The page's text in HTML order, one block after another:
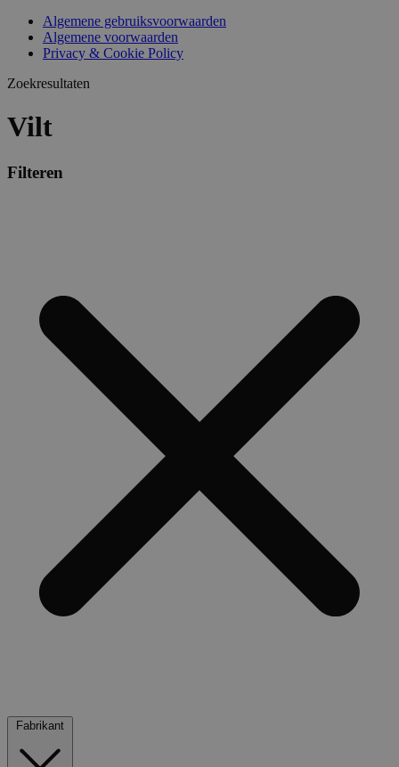
Algemene gebruiksvoorwaarden
Algemene voorwaarden
Privacy & Cookie Policy
Zoekresultaten
Vilt
Filteren
Fabrikant